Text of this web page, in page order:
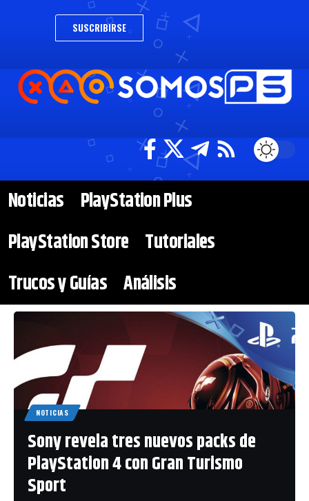
SUSCRIBIRSE
Noticias
PlayStation Plus
PlayStation Store Tutoriales
Trucos y Guías Análisis
NOTICIAS
Sony revela tres nuevos packs de
PlayStation 4 con Gran Turismo
Sport